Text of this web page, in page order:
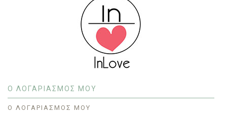
Ο ΛΟΓΑΡΙΑΣΜΟΣ ΜΟΥ
O ΛΟΓΑΡΙΑΣΜΌΣ ΜΟΥ